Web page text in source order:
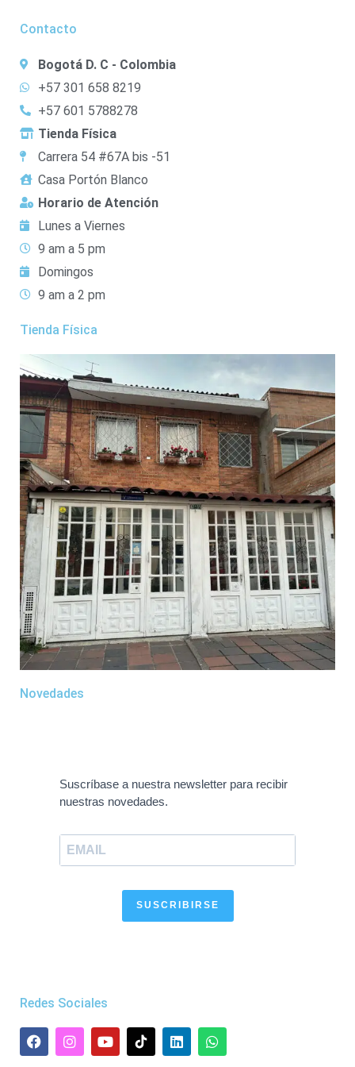
Contacto
Bogotá D. C - Colombia
+57 301 658 8219
+57 601 5788278
Tienda Física
Carrera 54 #67A bis -51
Casa Portón Blanco
Horario de Atención
Lunes a Viernes
9 am a 5 pm
Domingos
9 am a 2 pm
Tienda Física
Novedades
Suscríbase a nuestra newsletter para recibir
nuestras novedades.
SUSCRIBIRSE
Redes Sociales
F
a
I
n
Y
o
L
i
W
h